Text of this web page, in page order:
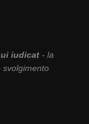
iudicat- la
svolgimento